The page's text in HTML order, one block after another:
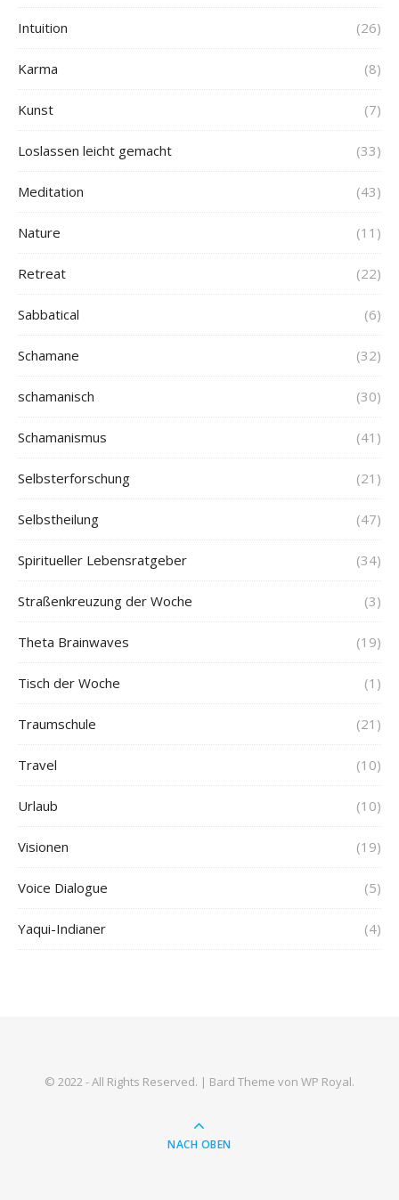
Intuition (26)
Karma (8)
Kunst (7)
Loslassen leicht gemacht (33)
Meditation (43)
Nature (11)
Retreat (22)
Sabbatical (6)
Schamane (32)
schamanisch (30)
Schamanismus (41)
Selbsterforschung (21)
Selbstheilung (47)
Spiritueller Lebensratgeber (34)
Straßenkreuzung der Woche (3)
Theta Brainwaves (19)
Tisch der Woche (1)
Traumschule (21)
Travel (10)
Urlaub (10)
Visionen (19)
Voice Dialogue (5)
Yaqui-Indianer (4)
© 2022 - All Rights Reserved. | Bard Theme von WP Royal.
NACH OBEN